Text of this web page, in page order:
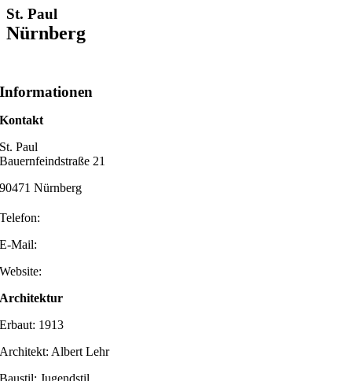
St. Paul
Nürnberg
Informationen
Kontakt
St. Paul
Bauernfeindstraße 21
90471 Nürnberg
Telefon:
E-Mail:
Website:
Architektur
Erbaut: 1913
Architekt: Albert Lehr
Baustil: Jugendstil